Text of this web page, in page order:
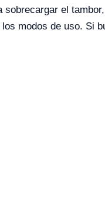
sobrecargar el
modos de uso. Si